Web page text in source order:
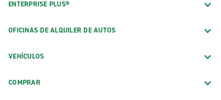
ENTERPRISE PLUS®
OFICINAS DE ALQUILER DE AUTOS
VEHÍCULOS
COMPRAR